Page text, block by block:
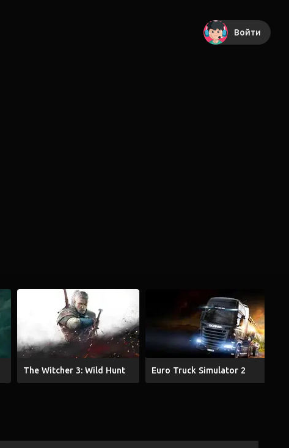
Войти
The Witcher 3: Wild Hunt Euro Truck Simulator 2